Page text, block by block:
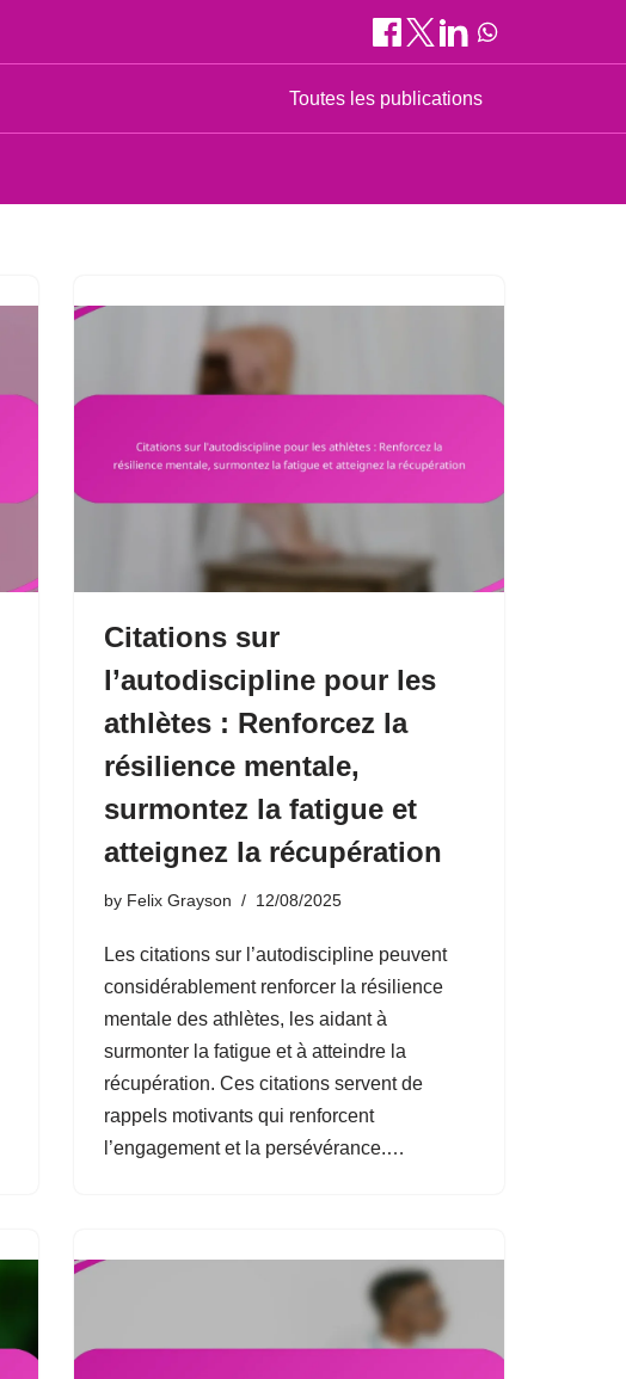
Toutes les publications
Citations sur
l’autodiscipline pour les
athlètes : Renforcez la
résilience mentale,
surmontez la fatigue et
atteignez la récupération
by Felix Grayson 12/08/2025
Les citations sur l’autodiscipline peuvent
considérablement renforcer la résilience
mentale des athlètes, les aidant à
surmonter la fatigue et à atteindre la
récupération. Ces citations servent de
rappels motivants qui renforcent
l’engagement et la persévérance.…